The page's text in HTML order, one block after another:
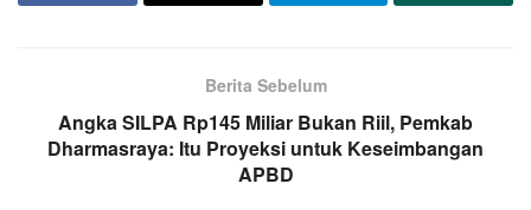
Berita Sebelum
Angka SILPA Rp145 Miliar Bukan Riil, Pemkab
Dharmasraya: Itu Proyeksi untuk Keseimbangan
APBD